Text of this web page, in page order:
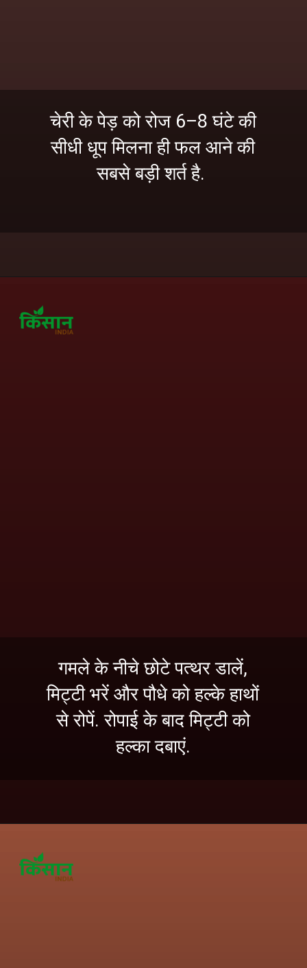
चेरी के पेड़ को रोज 6–8 घंटे की
सीधी धूप मिलना ही फल आने की
सबसे बड़ी शर्त है.
गमले के नीचे छोटे पत्थर डालें,
मिट्टी भरें और पौधे को हल्के हाथों
से रोपें. रोपाई के बाद मिट्टी को
हल्का दबाएं.